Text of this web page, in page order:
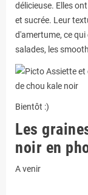
délicieuse. Elles
et sucrée. Leur
d'amertume, ce
salades, les
de chou kale noir
Bientôt :)
Les
noir en
A venir